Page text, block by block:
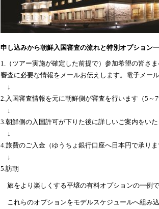
申し込みから朝鮮入国審査の流れと特別オプション
1.（ツアー実施が確定した前提で）参加希望の皆さ
審査に必要な情報をメールお伝えします。電子メー
↓
2.入国審査情報を元に朝鮮側が審査を行います（5～7
↓
3.朝鮮側の入国許可が下りた後に詳しいご案内をいた
↓
4.旅費のご入金（ゆうちょ銀行口座へ日本円で承り
↓
5.訪朝
旅をより楽しくする平壌の有料オプションの一例
これらのオプションをモデルスケジュールへ組み